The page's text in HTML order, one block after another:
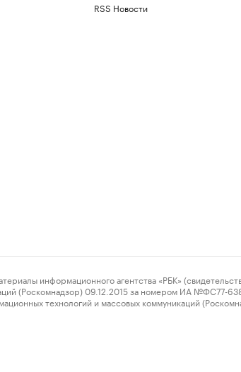
RSS Новости
информационного агентства «РБК»
(Роскомнадзор) 09.12.2015 за номером ИА №ФС77-
технологий и массовых коммуникаций